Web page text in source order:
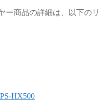
ー商品の詳細は、以下のリ
HX500